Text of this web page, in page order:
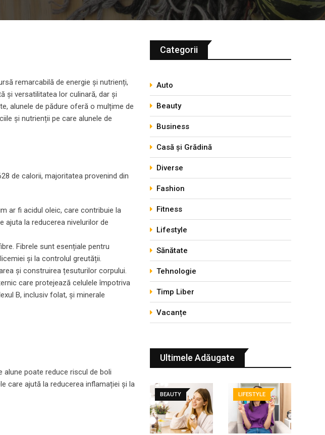
remarcabilă de energie și nutrienți,
și versatilitatea lor culinară, dar și
alunele de pădure oferă o mulțime de
și nutrienții pe care alunele de
de calorii, majoritatea provenind din
ar fi acidul oleic, care contribuie la
la reducerea nivelurilor de
Fibrele sunt esențiale pentru
și la controlul greutății.
și construirea țesuturilor corpului.
care protejează celulele împotriva
B, inclusiv folat, și minerale
alune poate reduce riscul de boli
care ajută la reducerea inflamației și la
Categorii
Auto
Beauty
Business
Casă și Grădină
Diverse
Fashion
Fitness
Lifestyle
Sănătate
Tehnologie
Timp Liber
Vacanțe
Ultimele Adăugate
BEAUTY LIFESTYLE